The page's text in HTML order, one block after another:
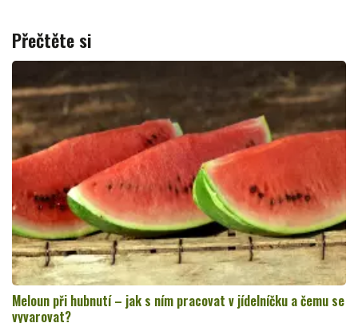
Přečtěte si
Meloun při hubnutí – jak s ním pracovat v jídelníčku a čemu se
vyvarovat?